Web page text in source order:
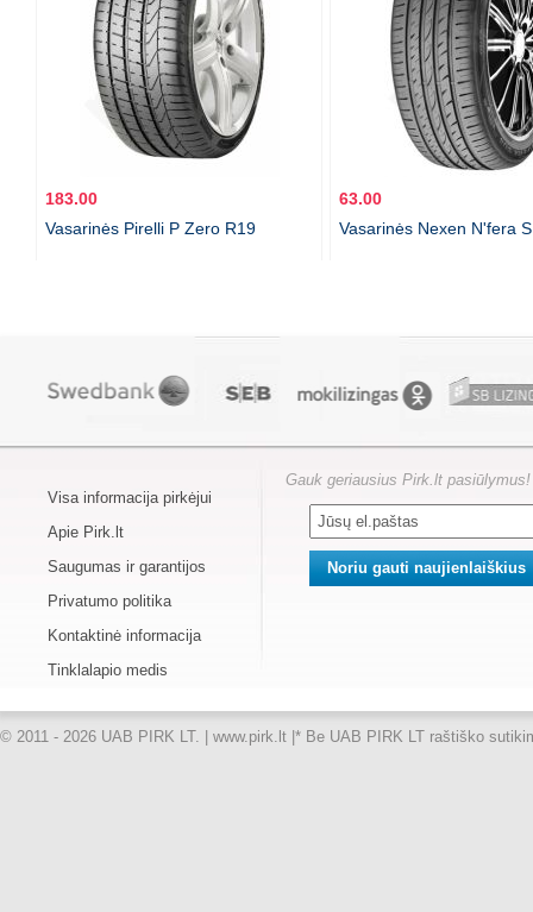
183.00
Vasarinės Pirelli P Zero R19
63.00
Vasarinės Nexen N'fera
Visa informacija pirkėjui
Apie Pirk.lt
Saugumas ir garantijos
Privatumo politika
Kontaktinė informacija
Tinklalapio medis
Gauk geriausius Pirk.lt pasiūlymus!
© 2011 - 2026 UAB PIRK LT. | www.pirk.lt | * Be UAB PIRK LT raštiško